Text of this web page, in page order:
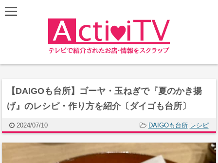
【DAIGOも台所】ゴーヤ・玉ねぎで『夏のかき揚
げ』のレシピ・作り方を紹介〔ダイゴも台所〕
2024/07/10 DAIGOも台所 レシピ